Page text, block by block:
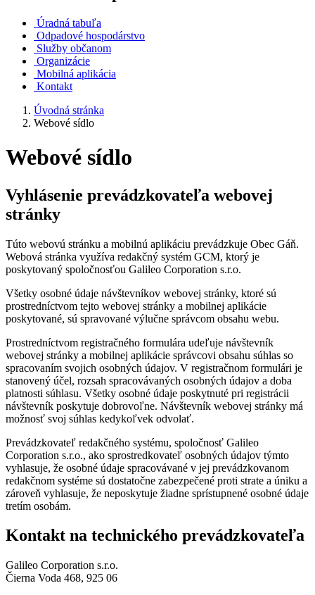
Úradná tabuľa
Odpadové hospodárstvo
Služby občanom
Organizácie
Mobilná aplikácia
Kontakt
Úvodná stránka
Webové sídlo
Webové sídlo
Vyhlásenie prevádzkovateľa webovej
stránky
Túto webovú stránku a mobilnú aplikáciu prevádzkuje Obec Gáň.
Webová stránka využíva redakčný systém GCM, ktorý je
poskytovaný spoločnosťou Galileo Corporation s.r.o.
Všetky osobné údaje návštevníkov webovej stránky, ktoré sú
prostredníctvom tejto webovej stránky a mobilnej aplikácie
poskytované, sú spravované výlučne správcom obsahu webu.
Prostredníctvom registračného formulára udeľuje návštevník
webovej stránky a mobilnej aplikácie správcovi obsahu súhlas so
spracovaním svojich osobných údajov. V registračnom formulári je
stanovený účel, rozsah spracovávaných osobných údajov a doba
platnosti súhlasu. Všetky osobné údaje poskytnuté pri registrácii
návštevník poskytuje dobrovoľne. Návštevník webovej stránky má
možnosť svoj súhlas kedykoľvek odvolať.
Prevádzkovateľ redakčného systému, spoločnosť Galileo
Corporation s.r.o., ako sprostredkovateľ osobných údajov týmto
vyhlasuje, že osobné údaje spracovávané v jej prevádzkovanom
redakčnom systéme sú dostatočne zabezpečené proti strate a úniku a
zároveň vyhlasuje, že neposkytuje žiadne sprístupnené osobné údaje
tretím osobám.
Kontakt na technického prevádzkovateľa
Galileo Corporation s.r.o.
Čierna Voda 468, 925 06